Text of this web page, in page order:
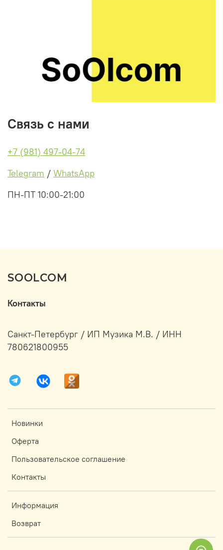
Связь с нами
+7 (981) 497-04-74
Telegram / WhatsApp
ПН-ПТ 10:00-21:00
SOOLCOM
Новинки
Оферта
Пользовательское соглашение
Контакты
Информация
Возврат
Контакты
Санкт-Петербург / ИП Музика М.В. / ИНН
780621800955